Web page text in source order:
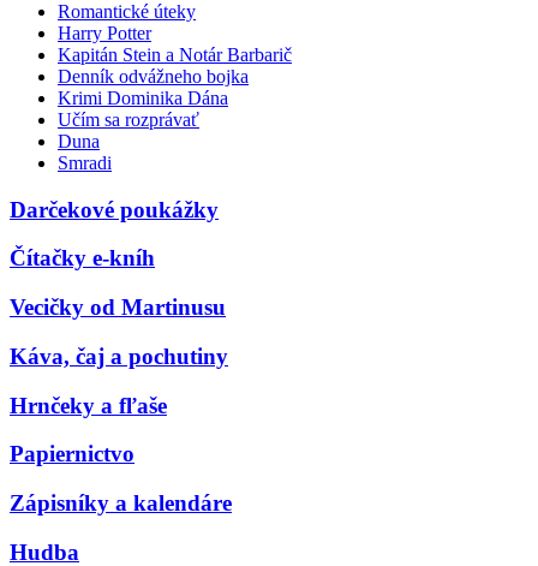
Romantické úteky
Harry Potter
Kapitán Stein a Notár Barbarič
Denník odvážneho bojka
Krimi Dominika Dána
Učím sa rozprávať
Duna
Smradi
Darčekové poukážky
Čítačky e-kníh
Vecičky od Martinusu
Káva, čaj a pochutiny
Hrnčeky a fľaše
Papiernictvo
Zápisníky a kalendáre
Hudba